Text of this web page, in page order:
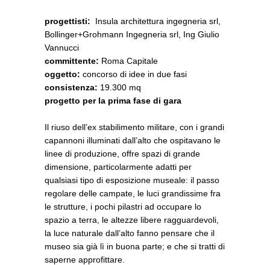
progettisti: Insula architettura ingegneria srl,
Bollinger+Grohmann Ingegneria srl, Ing Giulio
Vannucci
committente: Roma Capitale
oggetto: concorso di idee in due fasi
consistenza: 19.300 mq
progetto per la prima fase di gara
Il riuso dell’ex stabilimento militare, con i grandi
capannoni illuminati dall’alto che ospitavano le
linee di produzione, offre spazi di grande
dimensione, particolarmente adatti per
qualsiasi tipo di esposizione museale: il passo
regolare delle campate, le luci grandissime fra
le strutture, i pochi pilastri ad occupare lo
spazio a terra, le altezze libere ragguardevoli,
la luce naturale dall’alto fanno pensare che il
museo sia già lì in buona parte; e che si tratti di
saperne approfittare.